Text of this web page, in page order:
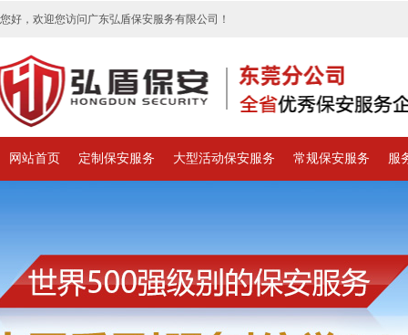
您好，欢迎您访问广东弘盾保安服务有限公司！
网站首页 定制保安服务 大型活动保安服务 常规保安服务 服